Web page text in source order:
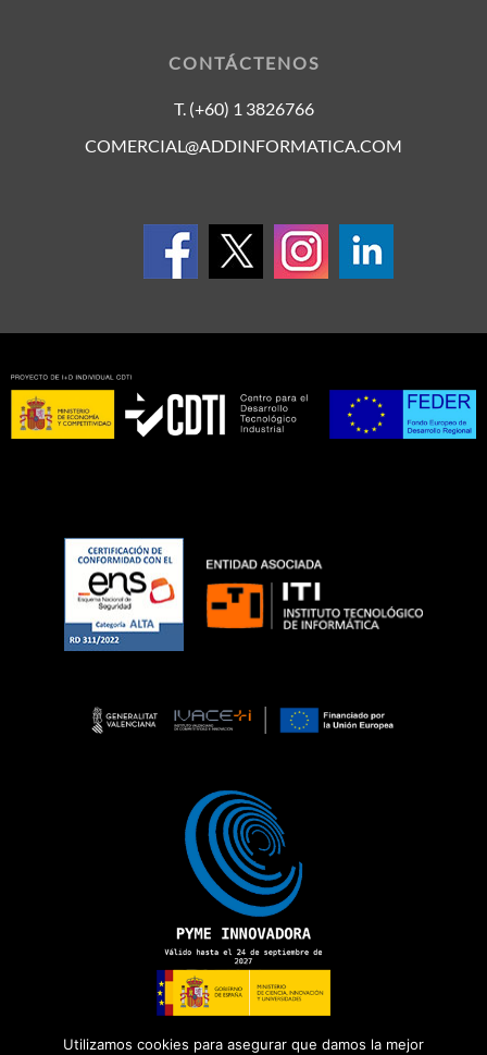
CONTÁCTENOS
T. (+60) 1 3826766
COMERCIAL@ADDINFORMATICA.COM
Utilizamos cookies para asegurar que damos la mejor